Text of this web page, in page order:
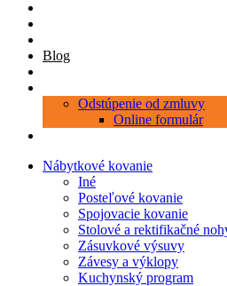
Blog
Odstúpenie od zmluvy
Online formulár
Nábytkové kovanie
Iné
Posteľové kovanie
Spojovacie kovanie
Stolové a rektifikačné
Zásuvkové výsuvy
Závesy a výklopy
Kuchynský program